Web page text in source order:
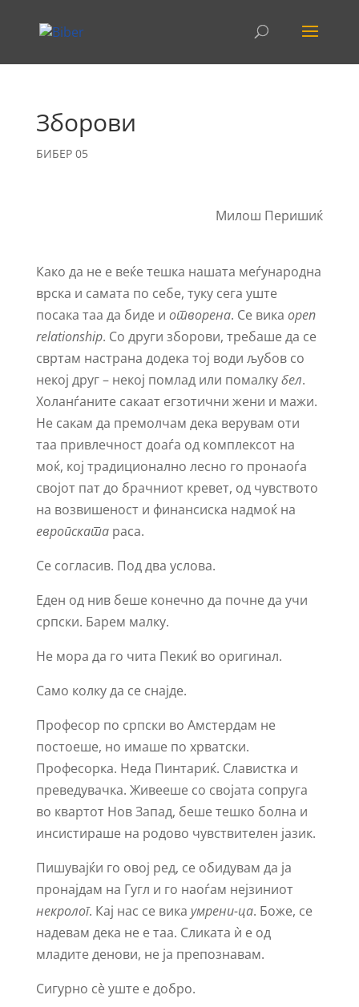
Зборови
БИБЕР 05
Милош Перишиќ
Како да не е веќе тешка нашата меѓународна
врска и самата по себе, туку сега уште
посака таа да биде и отворена. Се вика open
relationship. Со други зборови, требаше да се
свртам настрана додека тој води љубов со
некој друг – некој помлад или помалкубел.
Холанѓаните сакаат егзотични жени и мажи.
Не сакам да премолчам дека верувам оти
таа привлечност доаѓа од комплексот на
моќ, кој традиционално лесно го пронаоѓа
својот пат до брачниот кревет, од чувството
на возвишеност и финансиска надмоќ на
европскатараса.
Се согласив. Под два услова.
Еден од нив беше конечно да почне да учи
српски. Барем малку.
Не мора да го чита Пекиќ во оригинал.
Само колку да се снајде.
Професор по српски во Амстердам не
постоеше, но имаше по хрватски.
Професорка. Неда Пинтариќ. Славистка и
преведувачка. Живееше со својата сопруга
во квартот Нов Запад, беше тешко болна и
инсистираше на родово чувствителен јазик.
Пишувајќи го овој ред, се обидувам да ја
пронајдам на Гугл и го наоѓам нејзиниот
некролог. Кај нас се вика умрени-ца. Боже, се
надевам дека не е таа. Сликата ѝ е од
младите денови, не ја препознавам.
Сигурно сѐ уште е добро.